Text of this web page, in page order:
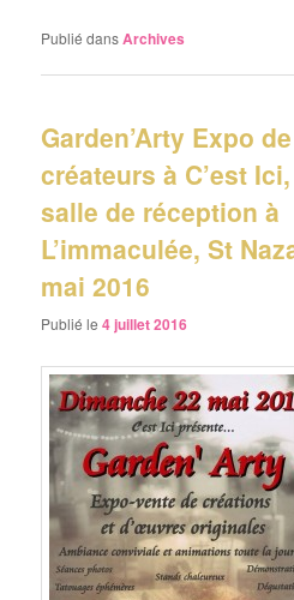
Publié dansArchives
Garden’Arty Expo de
créateurs à C’est
salle de réception à
L’immaculée, St
mai 2016
Publié le4 juillet 2016